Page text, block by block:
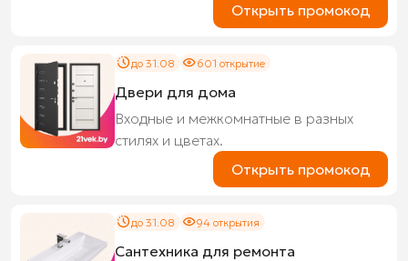
Открыть промокод
до 31.08 601 открытие
Двери для дома
Входные и межкомнатные в разных
стилях и цветах.
Открыть промокод
до 31.08 94 открытия
Сантехника для ремонта